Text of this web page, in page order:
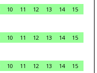
10 11 12 13 14
15
10 11 12 13 14
15
10 11 12 13 14
15